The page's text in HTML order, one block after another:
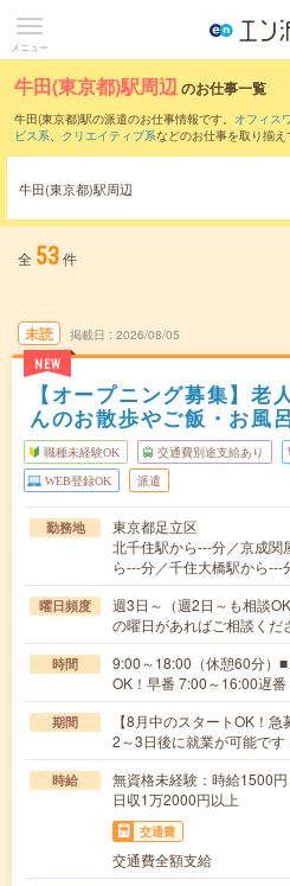
メニュー
牛田(東京都)駅周辺のお仕事一覧
牛田(東京都)駅の派遣のお仕事情報です。 オフィス
ビス系、 クリエイティブ系などのお仕事を取り揃え
また、北千住駅・浅草駅
確認いただけます。
牛田(東京都)駅周辺
全 53件
未読
NEW
掲載日 2026/08/05
【オープニング募集】老
んのお散歩やご飯・お風
職種未経験OK 交通費別途支給あり
WEB登録OK 派遣
勤務地
東京都足立区
北千住駅から---分／京成
ら---分／千住大橋駅から---
曜日頻度
週3日～（週2日～も相談
の曜日があればご相談くだ
時間
9:00～18:00（休憩60分）
OK！早番 7:00～16:00遅
期間
【8月中のスタートOK！
2～3日後に就業が可能です
時給
無資格未経験：時給
日収1万2000円以上
交通費
交通費全額支給